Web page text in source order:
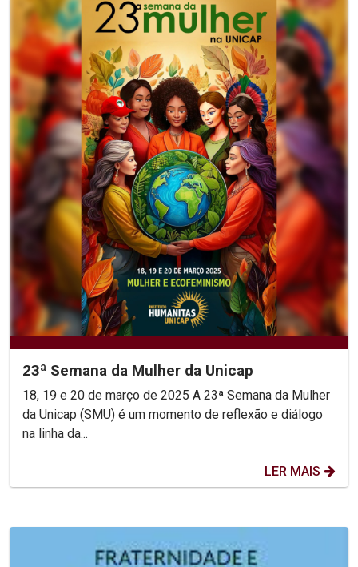
23ª Semana da Mulher da Unicap
18, 19 e 20 de março de 2025 A 23ª Semana da Mulher
da Unicap (SMU) é um momento de reflexão e diálogo
na linha da...
LER MAIS